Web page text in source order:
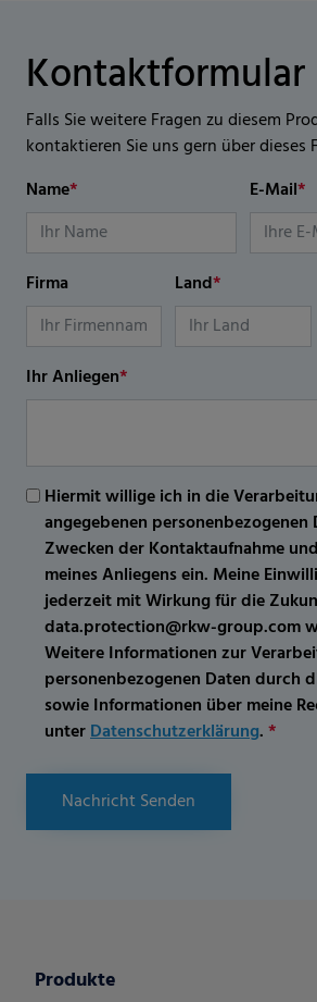
Kontaktformular
Falls Sie weitere Fragen zu diesem
kontaktieren Sie uns gern über dieses
Name* E-Mail*
Firma Land*
Ihr Anliegen*
Hiermit willige ich in die
angegebenen personenbezogenen
Zwecken der Kontaktaufnahme
meines Anliegens ein. Meine
jederzeit mit Wirkung für die
data.protection@rkw-group.com
Weitere Informationen zur
personenbezogenen Daten durch
sowie Informationen über meine
unterDatenschutzerklärung.*
Nachricht Senden
Produkte